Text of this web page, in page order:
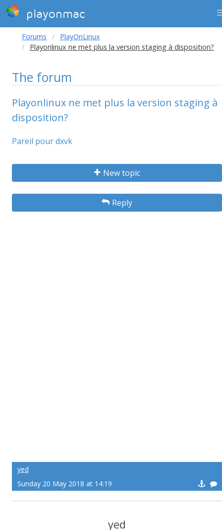
playonmac
Forums
PlayOnLinux
Playonlinux ne met plus la version staging à disposition?
The forum
Playonlinux ne met plus la version staging à
disposition?
Pareil pour dxvk
New topic
Reply
yed
Sunday 20 May 2018 at 14:19
yed